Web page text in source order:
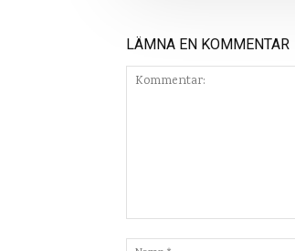
LÄMNA EN KOMMENTAR